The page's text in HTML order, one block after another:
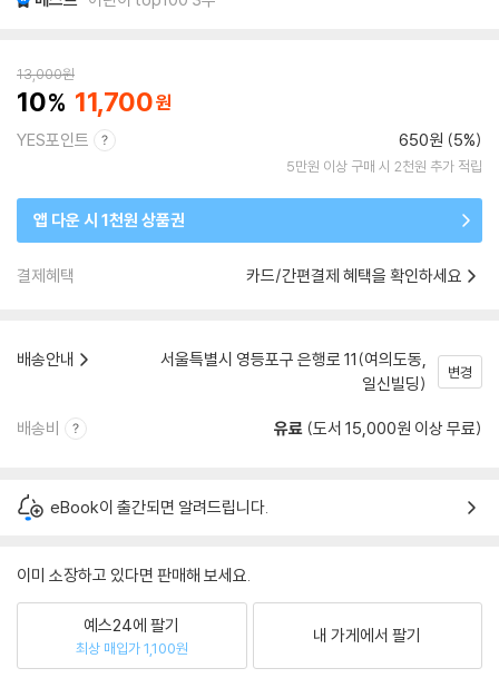
13,000원
10 11,700
YES포인트 650원 (5%)
5만원 이상 구매 시 2천원 추가 적립
앱 다운 시 1천원 상품권
결제혜택 카드/간편결제 혜택을 확인하세요
배송안내
서울특별시 영등포구 은행로 11(여의도동,
일신빌딩)
변경
배송비 유료 (도서 15,000원 이상 무료)
eBook이 출간되면 알려드립니다.
이미 소장하고 있다면 판매해 보세요.
예스24에 팔기
최상 매입가 1,100원
내 가게에서 팔기